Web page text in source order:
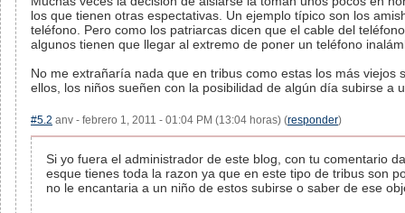
los que tienen otras espectativas. Un ejemplo típico son los
teléfono. Pero como los patriarcas dicen que el cable del
algunos tienen que llegar al extremo de poner un teléfono
No me extrañaría nada que en tribus como estas los más
ellos, los niños sueñen con la posibilidad de algún día subirse a
#5.2 anv - febrero 1, 2011 - 01:04 PM (13:04 horas) (responder)
Si yo fuera el administrador de este blog, con tu comentario
esque tienes toda la razon ya que en este tipo de tribus son
no le encantaria a un niño de estos subirse o saber de ese